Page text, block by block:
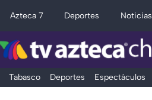
Azteca 7 Deportes Noticias
Tabasco Deportes Espectáculos